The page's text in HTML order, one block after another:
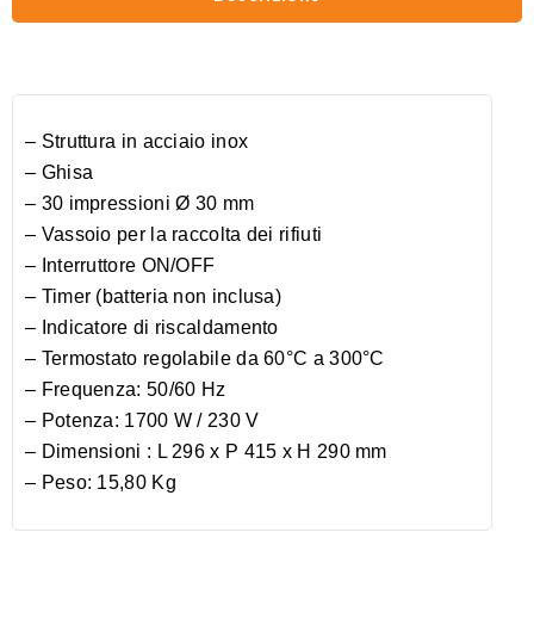
– Struttura in acciaio inox
– Ghisa
– 30 impressioni Ø 30 mm
– Vassoio per la raccolta dei rifiuti
– Interruttore ON/OFF
– Timer (batteria non inclusa)
– Indicatore di riscaldamento
– Termostato regolabile da 60°C a 300°C
– Frequenza: 50/60 Hz
– Potenza: 1700 W / 230 V
– Dimensioni : L 296 x P 415 x H 290 mm
– Peso: 15,80 Kg